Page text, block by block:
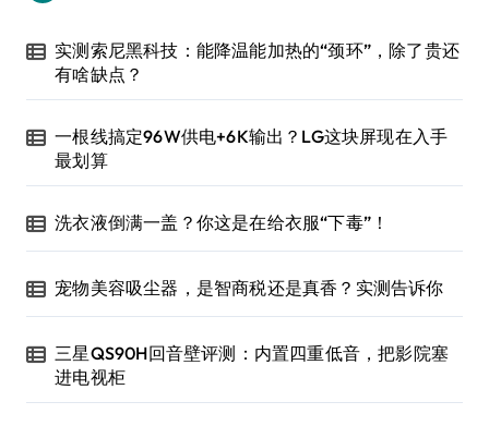
实测索尼黑科技：能降温能加热的“颈环”，除了贵还
有啥缺点？
一根线搞定96W供电+6K输出？LG这块屏现在入手
最划算
洗衣液倒满一盖？你这是在给衣服“下毒”！
宠物美容吸尘器，是智商税还是真香？实测告诉你
三星QS90H回音壁评测：内置四重低音，把影院塞
进电视柜